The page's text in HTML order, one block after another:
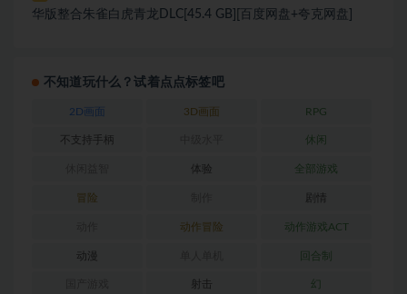
华版整合朱雀白虎青龙DLC[45.4 GB][百度网盘+夸克网盘]
不知道玩什么？试着点点标签吧
2D画面 3D画面 RPG
不支持手柄 休闲
体验 全部游戏
冒险 剧情
动作冒险 动作游戏ACT
动漫 回合制
射击 幻